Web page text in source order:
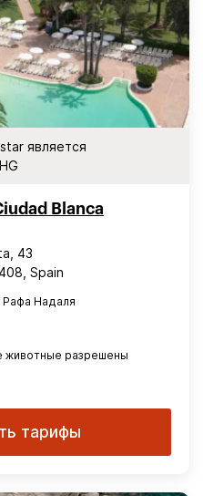
является
Blanca
43
Spain
Рафа Надаля
животные разрешены
тарифы